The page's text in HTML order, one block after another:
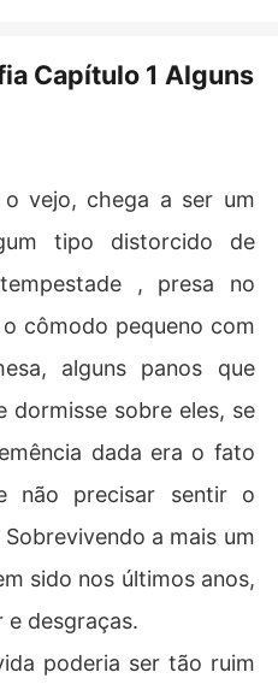
vejo, chega a ser um
tipo distorcido de
, presa no
cômodo pequeno com
alguns panos que
dormisse sobre eles, se
dada era o fato
não precisar sentir o
a mais um
sido nos últimos anos,
e desgraças.
poderia ser tão ruim